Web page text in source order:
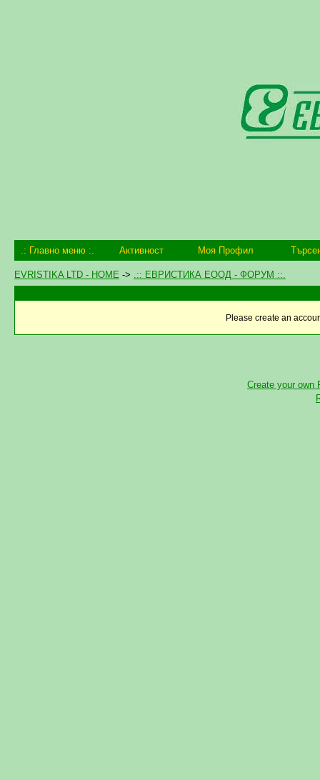
.: Главно меню :. Активност Моя Профил
EVRISTIKA LTD - HOME -> .:: ЕВРИСТИКА ЕООД - ФОРУМ ::.
Please create an
Create your own